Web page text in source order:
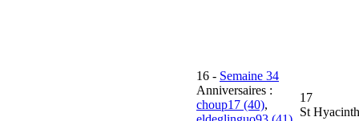
16 - Semaine 34
Anniversaires :
choup17 (40),
17
St